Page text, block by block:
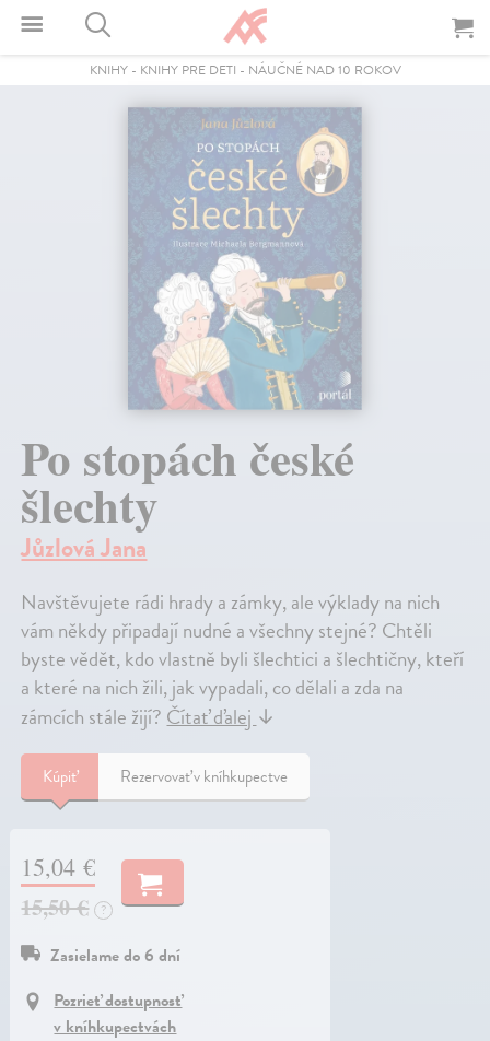
KNIHY- KNIHY PRE DETI - NÁUČNÉ NAD 10 ROKOV
Po stopách české
šlechty
Jůzlová Jana
Navštěvujete rádi hrady a zámky, ale výklady na nich
vám někdy připadají nudné a všechny stejné? Chtěli
byste vědět, kdo vlastně byli šlechtici a šlechtičny, kteří
a které na nich žili, jak vypadali, co dělali a zda na
zámcích stále žijí? Čítať ďalej ↓
Kúpiť Rezervovať v kníhkupectve
15,04 €
15,50 €
?
Zasielame do 6 dní
Pozrieť dostupnosť
v kníhkupectvách